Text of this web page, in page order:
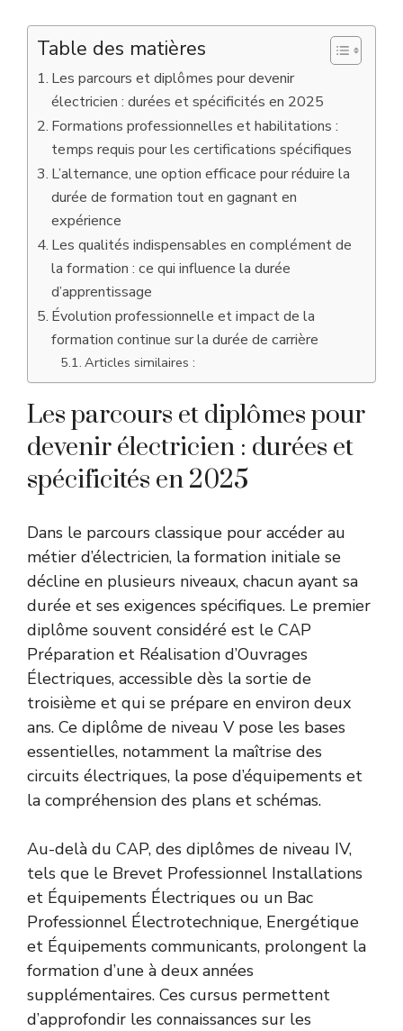
Table des matières
Les parcours et diplômes pour devenir
électricien : durées et spécificités en 2025
Formations professionnelles et habilitations :
temps requis pour les certifications spécifiques
L’alternance, une option efficace pour réduire la
durée de formation tout en gagnant en
expérience
Les qualités indispensables en complément de
la formation : ce qui influence la durée
d’apprentissage
Évolution professionnelle et impact de la
formation continue sur la durée de carrière
Articles similaires :
Les parcours et diplômes pour
devenir électricien : durées et
spécificités en 2025
Dans le parcours classique pour accéder au
métier d’électricien, la formation initiale se
décline en plusieurs niveaux, chacun ayant sa
durée et ses exigences spécifiques. Le premier
diplôme souvent considéré est le CAP
Préparation et Réalisation d’Ouvrages
Électriques, accessible dès la sortie de
troisième et qui se prépare en environ deux
ans. Ce diplôme de niveau V pose les bases
essentielles, notamment la maîtrise des
circuits électriques, la pose d’équipements et
la compréhension des plans et schémas.
Au-delà du CAP, des diplômes de niveau IV,
tels que le Brevet Professionnel Installations
et Équipements Électriques ou un Bac
Professionnel Électrotechnique, Energétique
et Équipements communicants, prolongent la
formation d’une à deux années
supplémentaires. Ces cursus permettent
d’approfondir les connaissances sur les